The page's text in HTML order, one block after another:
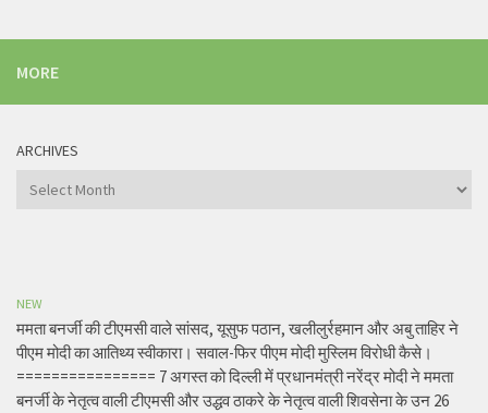
MORE
ARCHIVES
Archives
NEW
ममता बनर्जी की टीएमसी वाले सांसद, यूसुफ पठान, खलीलुर्रहमान और अबु ताहिर ने
पीएम मोदी का आतिथ्य स्वीकारा। सवाल-फिर पीएम मोदी मुस्लिम विरोधी कैसे।
================ 7 अगस्त को दिल्ली में प्रधानमंत्री नरेंद्र मोदी ने ममता
बनर्जी के नेतृत्व वाली टीएमसी और उद्धव ठाकरे के नेतृत्व वाली शिवसेना के उन 26